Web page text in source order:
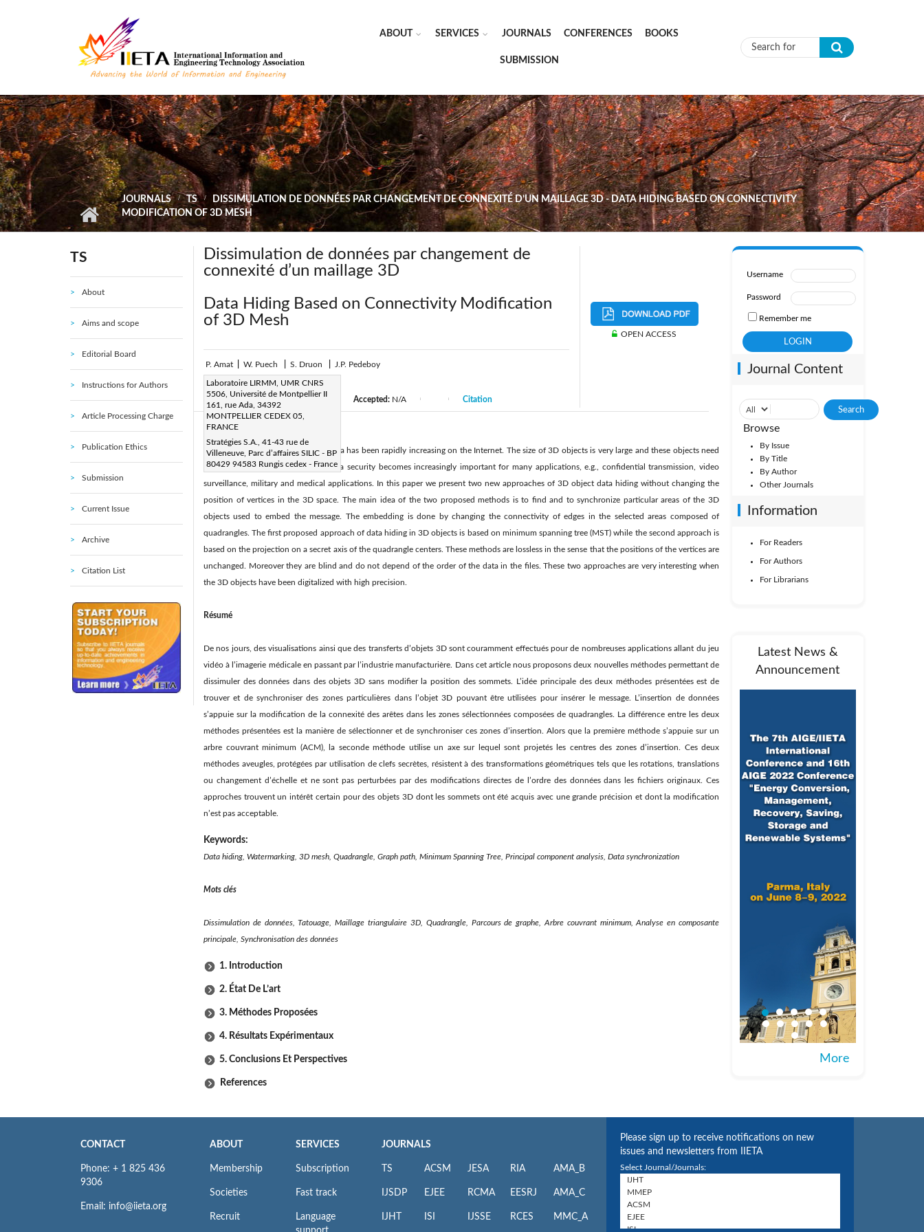
ABOUT SERVICES JOURNALS CONFERENCES BOOKS
SUBMISSION Search form
JOURNALS TS
DISSIMULATION DE DONNÉES PAR CHANGEMENT DE CONNEXITÉ D’UN MAILLAGE 3D - DATA HIDING BASED ON CONNECTIVITY
MODIFICATION OF 3D MESH
TS
About
Aims and scope
Editorial Board
Instructions for Authors
Article Processing Charge
Publication Ethics
Submission
Current Issue
Archive
Citation List
Dissimulation de données par changement de
connexité d’un maillage 3D
Data Hiding Based on Connectivity Modification
of 3D Mesh
P. Amat W. Puech S. Druon J.P. Pedeboy
Laboratoire LIRMM, UMR CNRS
5506, Université de Montpellier II
161, rue Ada, 34392
MONTPELLIER CEDEX 05,
FRANCE
Stratégies S.A., 41-43 rue de
Villeneuve, Parc d’affaires SILIC - BP
80429 94583 Rungis cedex - France
Page:181-200
Received:29 March 2007 Accepted: N/A Citation
OPEN ACCESS
Day by day, the amount of digital data has been rapidly increasing on the Internet. The size of 3D objects is very large and these objects need
fast transmissions. Moreover, 3D data security becomes increasingly important for many applications, e.g., confidential transmission, video
surveillance, military and medical applications. In this paper we present two new approaches of 3D object data hiding without changing the
position of vertices in the 3D space. The main idea of the two proposed methods is to find and to synchronize particular areas of the 3D
objects used to embed the message. The embedding is done by changing the connectivity of edges in the selected areas composed of
quadrangles. The first proposed approach of data hiding in 3D objects is based on minimum spanning tree (MST) while the second approach is
based on the projection on a secret axis of the quadrangle centers. These methods are lossless in the sense that the positions of the vertices are
unchanged. Moreover they are blind and do not depend of the order of the data in the files. These two approaches are very interesting when
the 3D objects have been digitalized with high precision.
Résumé
De nos jours, des visualisations ainsi que des transferts d’objets 3D sont couramment effectués pour de nombreuses applications allant du jeu
vidéo à l’imagerie médicale en passant par l’industrie manufacturière. Dans cet article nous proposons deux nouvelles méthodes permettant de
dissimuler des données dans des objets 3D sans modifier la position des sommets. L’idée principale des deux méthodes présentées est de
trouver et de synchroniser des zones particulières dans l’objet 3D pouvant être utilisées pour insérer le message. L’insertion de données
s’appuie sur la modification de la connexité des arêtes dans les zones sélectionnées composées de quadrangles. La différence entre les deux
méthodes présentées est la manière de sélectionner et de synchroniser ces zones d’insertion. Alors que la première méthode s’appuie sur un
arbre couvrant minimum (ACM), la seconde méthode utilise un axe sur lequel sont projetés les centres des zones d’insertion. Ces deux
méthodes aveugles, protégées par utilisation de clefs secrètes, résistent à des transformations géométriques tels que les rotations, translations
ou changement d’échelle et ne sont pas perturbées par des modifications directes de l’ordre des données dans les fichiers originaux. Ces
approches trouvent un intérêt certain pour des objets 3D dont les sommets ont été acquis avec une grande précision et dont la modification
n’est pas acceptable.
Keywords:
Data hiding, Watermarking, 3D mesh, Quadrangle, Graph path, Minimum Spanning Tree, Principal component analysis, Data synchronization
Mots clés
Dissimulation de données, Tatouage, Maillage triangulaire 3D, Quadrangle, Parcours de graphe, Arbre couvrant minimum, Analyse en composante
principale, Synchronisation des données
1. Introduction
2. État De L’art
3. Méthodes Proposées
4. Résultats Expérimentaux
5. Conclusions Et Perspectives
References
Username
Password
Remember me
Journal Content
Browse
By Issue
By Title
By Author
Other Journals
Information
For Readers
For Authors
For Librarians
Latest News &
Announcement
More
CONTACT
Phone: + 1 825 436
9306
Email: info@iieta.org
ABOUT
Membership
Societies
Recruit
SERVICES
Subscription
Fast track
Language
JOURNALS
TS
IJSDP
IJHT
ACSM
EJEE
ISI
JESA
RCMA
IJSSE
RIA
EESRJ
RCES
AMA_B
AMA_C
MMC_A
Please sign up to receive notifications on new
issues and newsletters from IIETA
Select Journal/Journals: